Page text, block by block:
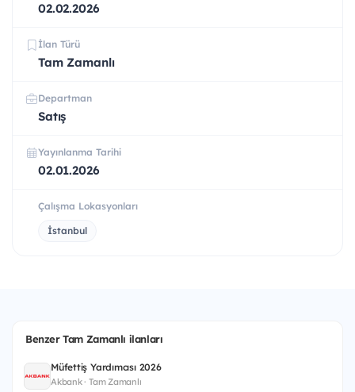
02.02.2026
İlan Türü
Tam Zamanlı
Departman
Satış
Yayınlanma Tarihi
02.01.2026
Çalışma Lokasyonları
İstanbul
Benzer Tam Zamanlı ilanları
Müfettiş Yardımcısı 2026
Akbank · Tam Zamanlı